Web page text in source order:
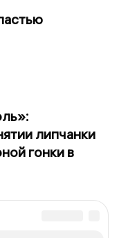
липчанки
гонки в